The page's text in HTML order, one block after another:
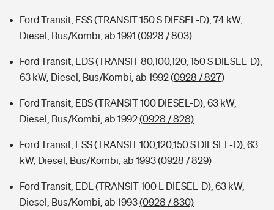
Ford Transit, ESS (TRANSIT 150 S DIESEL-D), 74 kW,
Diesel, Bus/Kombi, ab 1991 (0928 / 803)
Ford Transit, EDS (TRANSIT 80,100,120, 150 S DIESEL-D),
63 kW, Diesel, Bus/Kombi, ab 1992(0928 / 827)
Ford Transit, EBS (TRANSIT 100 DIESEL-D), 63 kW,
Diesel, Bus/Kombi, ab 1992(0928 / 828)
Ford Transit, ESS (TRANSIT 100,120,150 S DIESEL-D), 63
kW, Diesel, Bus/Kombi, ab 1993(0928 / 829)
Ford Transit, EDL (TRANSIT 100 L DIESEL-D), 63 kW,
Diesel, Bus/Kombi, ab 1993(0928 / 830)